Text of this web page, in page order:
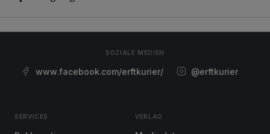
SOZIALE MEDIEN
www.facebook.com/erftkurier/ @erftkurier
SERVICES VERLAG